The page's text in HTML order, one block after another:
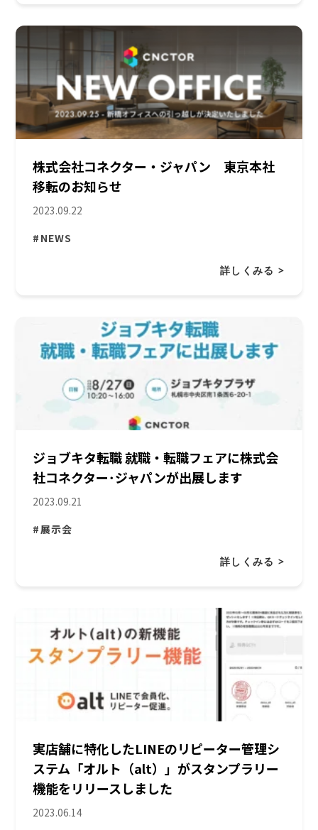
株式会社コネクター・ジャパン 東京本社
移転のお知らせ
2023.09.22
#NEWS
詳しくみる >
ジョブキタ転職 就職・転職フェアに株式会
社コネクター･ジャパンが出展します
2023.09.21
#展示会
詳しくみる >
実店舗に特化したLINEのリピーター管理シ
ステム「オルト（alt）」がスタンプラリー
機能をリリースしました
2023.06.14